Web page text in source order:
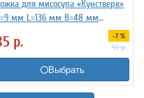
для мисосупа «Кунстверк»
мм L=136 мм B=48 мм
р. -7 %
91р.
Выбрать